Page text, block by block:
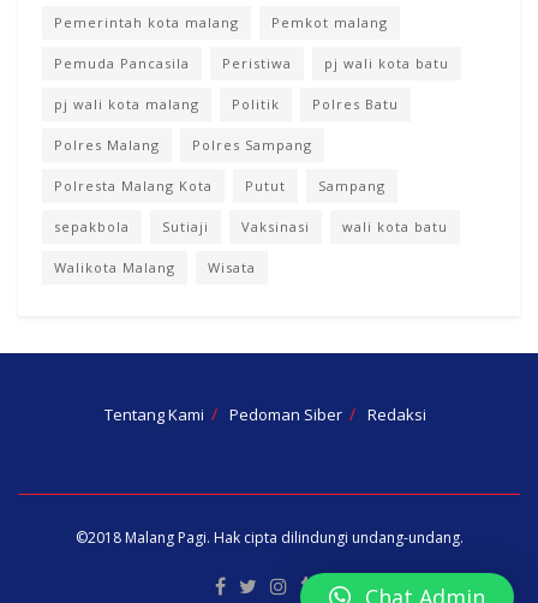
Pemerintah kota malang Pemkot malang
Pemuda Pancasila Peristiwa pj wali kota batu
pj wali kota malang Politik Polres Batu
Polres Malang Polres Sampang
Polresta Malang Kota Putut Sampang
sepakbola Sutiaji Vaksinasi wali kota batu
Walikota Malang Wisata
Tentang Kami Pedoman Siber Redaksi
©2018 Malang Pagi. Hak cipta dilindungi undang-undang.
Chat Admin